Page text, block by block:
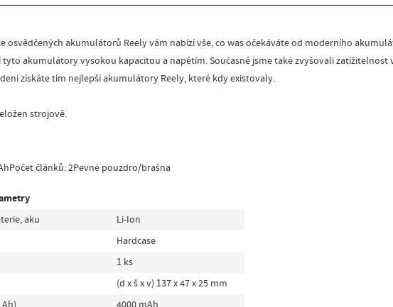
osvědčených akumulátorů Reely vám nabízí vše, co was očekáváte od moderního
tyto akumulátory vysokou kapacitou a napětím. Současně jsme také zvyšovali
získáte tím nejlepší akumulátory Reely, které kdy existovaly.
strojově.
článků: 2Pevné pouzdro/brašna
aku
Li-Ion
Hardcase
1 ks
(d x š x v) 137 x 47 x 25 mm